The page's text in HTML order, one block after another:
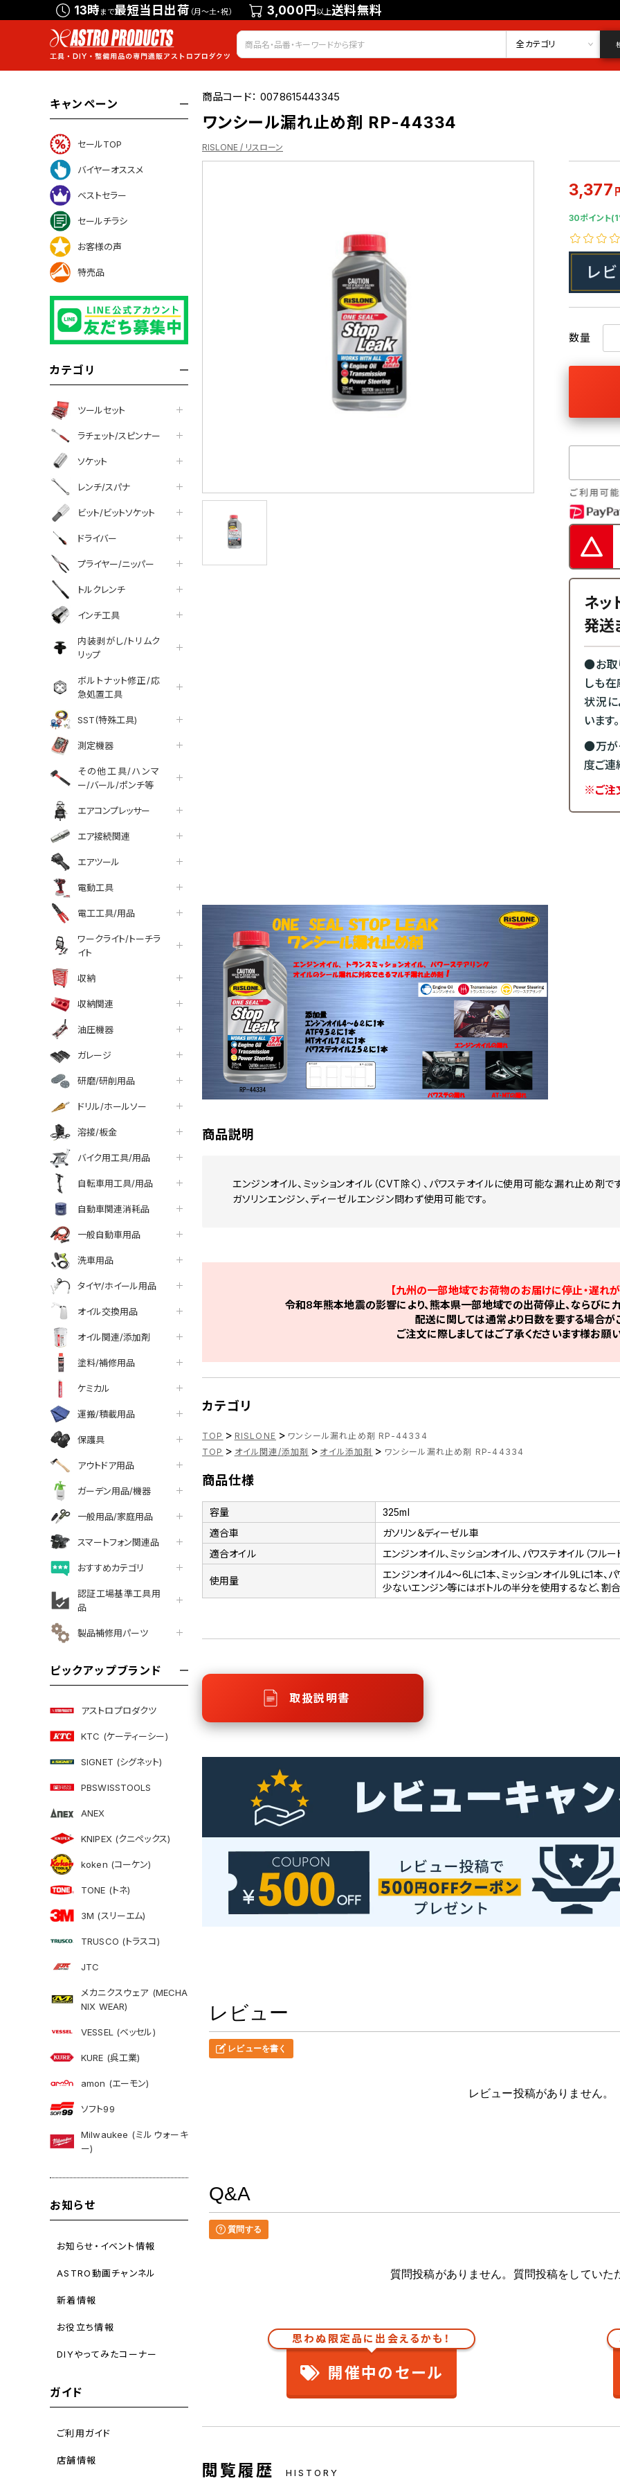
13時まで最短当日出荷 （月～土・祝） 3,000円以上送料無料
会員登録 ログイン
お気に入り
全カテゴリ
キャンペーン
セールTOP
バイヤーオススメ
ベストセラー
セールチラシ
お客様の声
特売品
カテゴリ
ツールセット
ラチェット/スピンナー
ソケット
レンチ/スパナ
ビット/ビットソケット
ドライバー
プライヤー/ニッパー
トルクレンチ
インチ工具
内装剥がし/トリムク
リップ
ボルトナット修正/応
急処置工具
SST(特殊工具)
測定機器
その他工具/ハンマ
ー/バール/ポンチ等
エアコンプレッサー
エア接続関連
エアツール
電動工具
電工工具/用品
ワークライト/トーチラ
イト
収納
収納関連
油圧機器
ガレージ
研磨/研削用品
ドリル/ホールソー
溶接/板金
バイク用工具/用品
自転車用工具/用品
自動車関連消耗品
一般自動車用品
洗車用品
タイヤ/ホイール用品
オイル交換用品
オイル関連/添加剤
塗料/補修用品
ケミカル
運搬/積載用品
保護具
アウトドア用品
ガーデン用品/機器
一般用品/家庭用品
スマートフォン関連品
おすすめカテゴリ
認証工場基準工具用
品
製品補修用パーツ
ピックアップブランド
アストロプロダクツ
KTC (ケーティーシー)
SIGNET (シグネット)
PBSWISSTOOLS
ANEX
KNIPEX (クニペックス)
koken (コーケン)
TONE (トネ)
3M (スリーエム)
TRUSCO (トラスコ)
JTC
メカニクスウェア (MECHA
NIX WEAR)
VESSEL (ベッセル)
KURE (呉工業)
amon (エーモン)
ソフト99
Milwaukee (ミルウォーキ
ー)
お知らせ
お知らせ・イベント情報
ASTRO動画チャンネル
新着情報
お役立ち情報
DIYやってみたコーナー
ガイド
ご利用ガイド
店舗情報
商品コード：0078615443345
ワンシール漏れ止め剤 RP-44334
RISLONE / リスローン
3,377
30ポイント
数量
ネッ
発送
●お取
しも
状況に
います。
●万が
度ご連
※ご注
facebook
line
商品説明
エンジンオイル、ミッションオイル（CVT除く）、パワステオイルに使用可能な漏れ止め剤で
ガソリンエンジン、ディーゼルエンジン問わず使用可能です。
【九州の一部地域でお荷物のお届けに停止・遅れが
令和8年熊本地震の影響により、熊本県一部地域での出荷停止、ならびに
配送に関しては通常より日数を要する場合が
ご注文に際しましてはご了承くださいます様お願
カテゴリ
TOP > RISLONE > ワンシール漏れ止め剤 RP-44334
TOP > オイル関連/添加剤 > オイル添加剤 > ワンシール漏れ止め剤 RP-44334
商品仕様
容量
325ml
適合車
ガソリン＆ディーゼル車
適合オイル
エンジンオイル、ミッションオイル、パワステオイル（フルー
使用量
エンジンオイル4～6Lに1本、ミッションオイル9Lに1本、
少ないエンジン等にはボトルの半分を使用するなど、割
取扱説明書
レビュー
レビューを書く
レビュー投稿がありません。
Q&A
質問する
質問投稿がありません。質問投稿をしていた
思わぬ限定品に出会えるかも！
開催中のセール
閲覧履歴 HISTORY